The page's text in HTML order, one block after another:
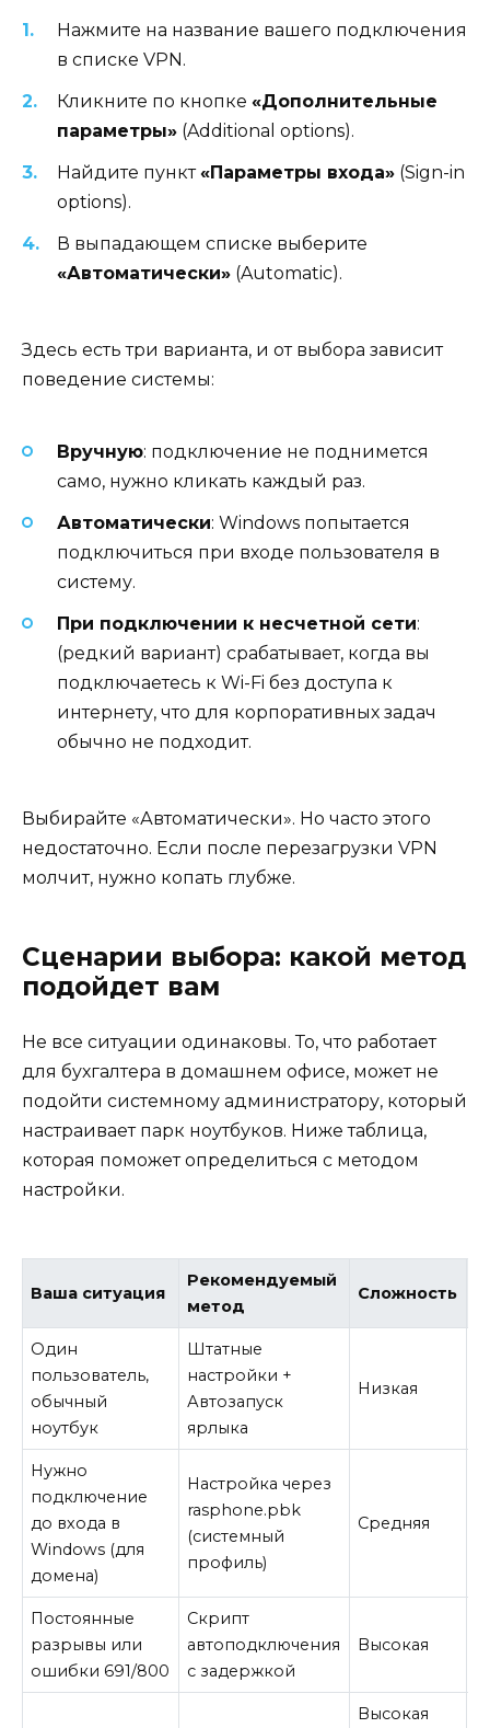
Нажмите на название вашего подключения
в списке VPN.
Кликните по кнопке «Дополнительные
параметры» (Additional options).
Найдите пункт«Параметры входа» (Sign-in
options).
В выпадающем списке выберите
«Автоматически» (Automatic).
Здесь есть три варианта, и от выбора зависит
поведение системы:
Вручную: подключение не поднимется
само, нужно кликать каждый раз.
Автоматически: Windows попытается
подключиться при входе пользователя в
систему.
При подключении к несчетной сети:
(редкий вариант) срабатывает, когда вы
подключаетесь к Wi-Fi без доступа к
интернету, что для корпоративных задач
обычно не подходит.
Выбирайте «Автоматически». Но часто этого
недостаточно. Если после перезагрузки VPN
молчит, нужно копать глубже.
Сценарии выбора: какой метод
подойдет вам
Не все ситуации одинаковы. То, что работает
для бухгалтера в домашнем офисе, может не
подойти системному администратору, который
настраивает парк ноутбуков. Ниже таблица,
которая поможет определиться с методом
настройки.
Ваша ситуация
Рекомендуемый
метод
Сложность
Один
пользователь,
обычный
ноутбук
Штатные
настройки +
Автозапуск
ярлыка
Низкая
Нужно
подключение
до входа в
Windows (для
домена)
Настройка через
rasphone.pbk
(системный
профиль)
Средняя
Постоянные
разрывы или
ошибки 691/800
Скрипт
автоподключения
с задержкой
Высокая
Высокая